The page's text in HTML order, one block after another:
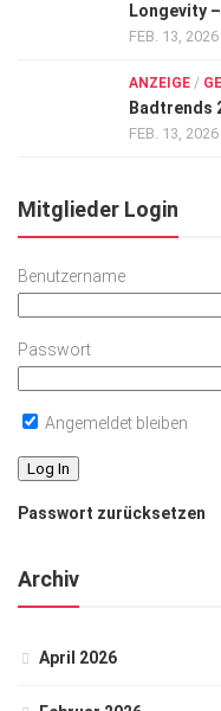
Longevity
FEB. 13, 2026
ANZEIGE /
Badtrends
FEB. 13, 2026
Mitglieder Login
Benutzername
Passwort
Angemeldet bleiben
Passwort zurücksetzen
Archiv
April 2026